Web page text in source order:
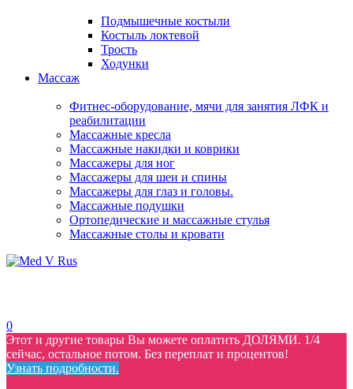
Подмышечные костыли
Костыль локтевой
Трость
Ходунки
Массаж
Фитнес-оборудование, мячи для занятия ЛФК и
реабилитации
Массажные кресла
Массажные накидки и коврики
Массажеры для ног
Массажеры для шеи и спины
Массажеры для глаз и головы.
Массажные подушки
Ортопедические и массажные стулья
Массажные столы и кровати
0
Этот и другие товары Вы можете оплатить ДОЛЯМИ. 1/4
сейчас, остальное потом. Без переплат и процентов!
Узнать подробности.